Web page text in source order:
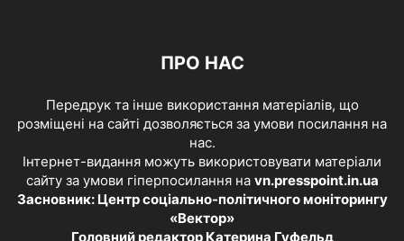
ПРО НАС
Передрук та інше використання матеріалів, що
розміщені на сайті дозволяється за умови посилання на
нас.
Інтернет-видання можуть використовувати матеріали
сайту за умови гіперпосилання на vn.presspoint.in.ua
Засновник: Центр соціально-політичного моніторингу
«Вектор»
Головний редактор Катерина Гуфельд